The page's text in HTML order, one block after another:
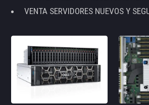
VENTA SERVIDORES NUEVOS Y